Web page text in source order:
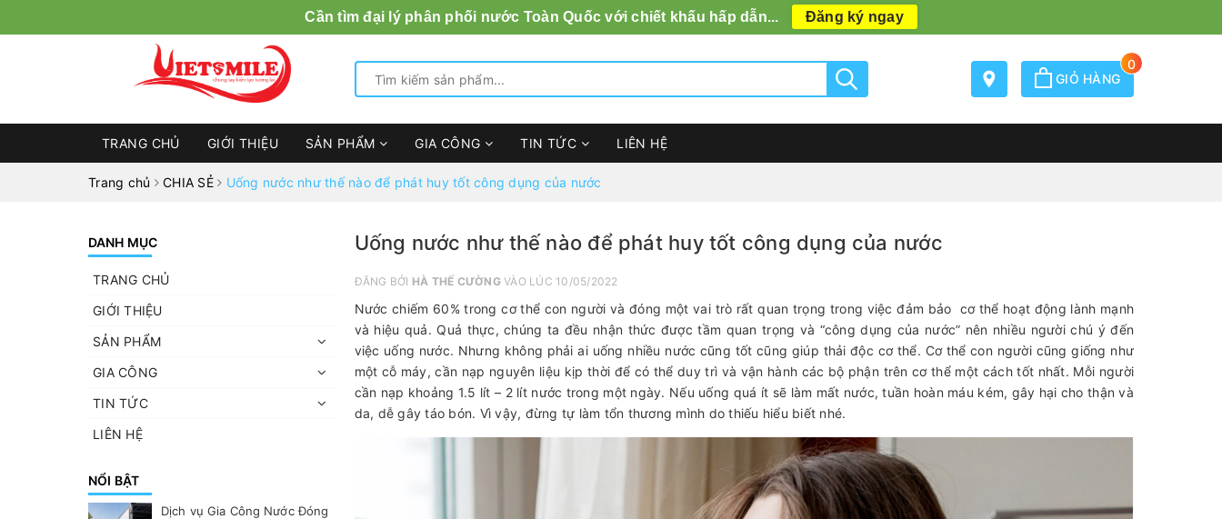
GIỎ HÀNG
0
TRANG CHỦ GIỚI THIỆU SẢN PHẨM GIA CÔNG TIN TỨC LIÊN HỆ
Trang chủ CHIA SẺ Uống nước như thế nào để phát huy tốt công dụng của nước
Uống nước như thế nào để phát huy tốt công dụng của nước
ĐĂNG BỞI HÀ THẾ CƯỜNGVÀO LÚC 10/05/2022
Nước chiếm 60% trong cơ thể con người và đóng một vai trò rất quan trọng trong việc đảm bảo cơ thể hoạt động lành mạnh
và hiệu quả. Quả thực, chúng ta đều nhận thức được tầm quan trọng và “công dụng của nước” nên nhiều người chú ý đến
việc uống nước. Nhưng không phải ai uống nhiều nước cũng tốt cũng giúp thải độc cơ thể. Cơ thể con người cũng giống như
một cỗ máy, cần nạp nguyên liệu kịp thời để có thể duy trì và vận hành các bộ phận trên cơ thể một cách tốt nhất. Mỗi người
cần nạp khoảng 1.5 lít – 2 lít nước trong một ngày. Nếu uống quá ít sẽ làm mất nước, tuần hoàn máu kém, gây hại cho thận và
da, dễ gây táo bón. Vì vậy, đừng tự làm tổn thương mình do thiếu hiểu biết nhé.
DANH MỤC
TRANG CHỦ
GIỚI THIỆU
SẢN PHẨM
GIA CÔNG
TIN TỨC
LIÊN HỆ
NỔI BẬT
Dịch vụ Gia Công Nước Đóng
Cần tìm đại lý phân phối nước Toàn Quốc với chiết khấu hấp dẫn... Đăng ký ngay